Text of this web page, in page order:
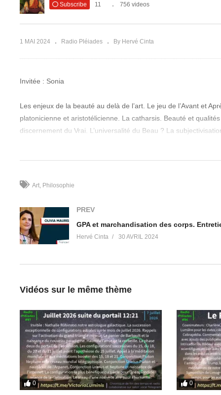
Subscribe 11 756 videos
1 MAI 2024 Radio Pléiades By Hervé Cinta
Invitée : Sonia
Les enjeux de la beauté au delà de l’art. Le jeu de l’Avant et
platonicienne et aristotélicienne. La catharsis. Beauté et
discernement du Vrai. L’universalité du Beau ? La
physique. Usage de la laideur dans la guerre énergétique
Liens pour nous suivre (pensez à vous abonner), et pour
SITES WEB
Victoria Luminis
Révolution Vibratoirehttps://revolutionvibratoire.fr/
Twitterhttps://twitter.com/RevolVibratoire
VK https://vk.com/hervegaia
Facebookhttps://www.facebook.com/herve.gaia.999/
Page Facebook Victoria Luminishttps://www.facebook.com/
LinkedInhttps://www.linkedin.com/in/herve-gaia/
TikTokhttps://www.tiktok.com/@en.fin.la.lumiere
Art Philosophie
PREV
Hervé Cinta 30 AVRIL 2024
Vidéos sur le même thème
0 0